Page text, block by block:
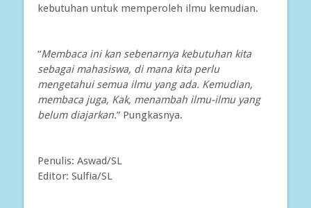
kebutuhan untuk memperoleh ilmu kemudian.
“Membaca ini kan sebenarnya kebutuhan kita
sebagai mahasiswa, di mana kita perlu
mengetahui semua ilmu yang ada. Kemudian,
membaca juga, Kak, menambah ilmu-ilmu yang
belum diajarkan.” Pungkasnya.
Penulis: Aswad/SL
Editor: Sulfia/SL